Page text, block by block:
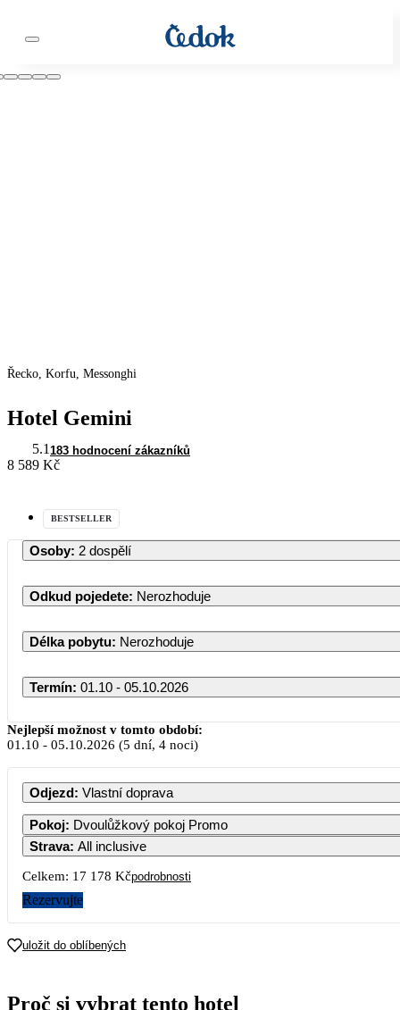
Řecko, Korfu, Messonghi
Hotel Gemini
5.1 183 hodnocení zákazníků
8 589 Kč
BESTSELLER
Osoby: 2 dospělí
Odkud pojedete: Nerozhoduje
Délka pobytu: Nerozhoduje
Termín: 01.10 - 05.10.2026
Nejlepší možnost v tomto období:
01.10 - 05.10.2026 (5 dní, 4 noci)
Odjezd: Vlastní doprava
Pokoj: Dvoulůžkový pokoj Promo
Strava: All inclusive
Celkem: 17 178 Kčpodrobnosti
Rezervujte
uložit do oblíbených
Proč si vybrat tento hotel